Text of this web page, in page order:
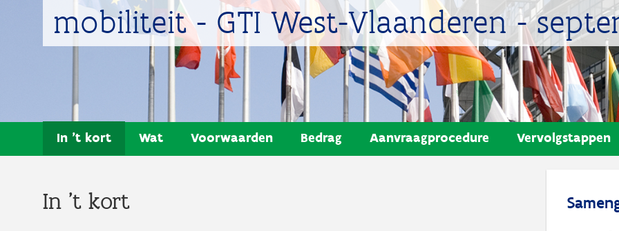
mobiliteit - GTI West-Vlaanderen -
In 't kort Wat Voorwaarden Bedrag Aanvraagprocedure Vervolgstappen
In 't kort